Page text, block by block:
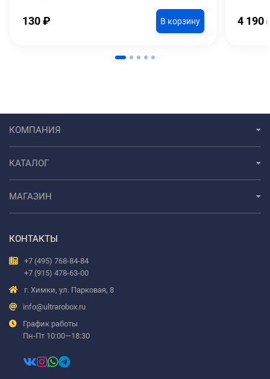
130₽ В корзину 4 190
КОМПАНИЯ
КАТАЛОГ
МАГАЗИН
КОНТАКТЫ
+7 (495) 768-84-84
+7 (915) 478-63-00
г. Химки, ул. Парковая, 8
info@ultrarobox.ru
График работы
Пн-Пт 10:00—18:30